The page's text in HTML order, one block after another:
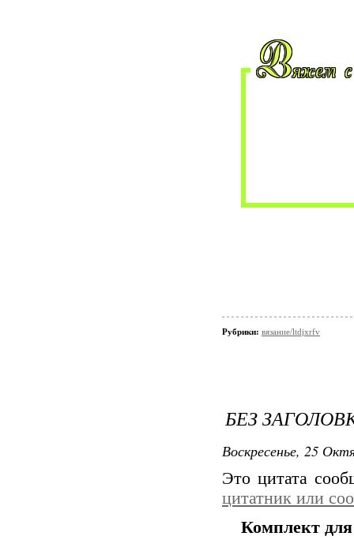
Рубрики: вязание/ltdjxrfv
БЕЗ
Воскресенье, 25
Это цитата
цитатник или
Комплект